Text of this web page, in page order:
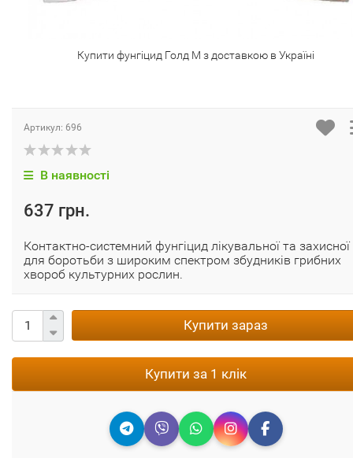
Купити фунгіцид Голд М з доставкою в Україні
Артикул: 696
В наявності
637 грн.
Контактно-системний фунгіцид лікувальної та захисної
для боротьби з широким спектром збудників грибних
хвороб культурних рослин.
Купити зараз
Купити за 1 клік